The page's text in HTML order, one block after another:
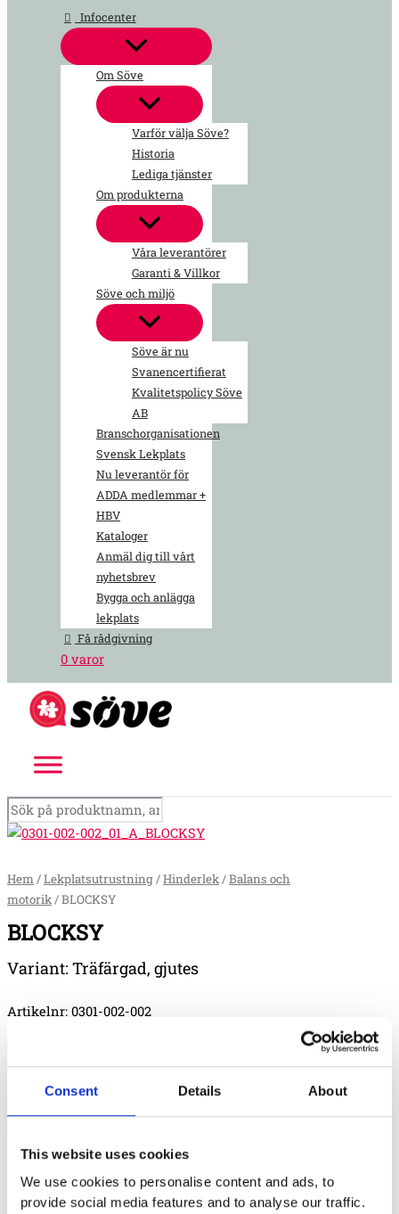
Consent Details About
This website uses cookies
We use cookies to personalise content and ads, to
provide social media features and to analyse our traffic.
Infocenter
Om Söve
Varför välja Söve?
Historia
Lediga tjänster
Om produkterna
Våra leverantörer
Garanti & Villkor
Söve och miljö
Söve är nu
Svanencertifierat
Kvalitetspolicy Söve
AB
Branschorganisationen
Svensk Lekplats
Nu leverantör för
ADDA medlemmar +
HBV
Kataloger
Anmäl dig till vårt
nyhetsbrev
Bygga och anlägga
lekplats
Få rådgivning
0 varor
Hem/Lekplatsutrustning/Hinderlek/Balans och
motorik/ BLOCKSY
BLOCKSY
Variant: Träfärgad, gjutes
Artikelnr: 0301-002-002
Välj variant
RENSA
64 000
BLOCKSY